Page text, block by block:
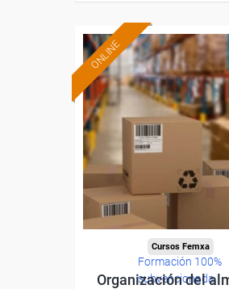
ONLINE
Formación 100%
subvencionada.
Cursos Femxa
Organización del